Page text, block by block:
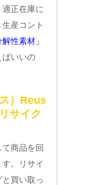
正在庫に
産コント
解性素材」
ばいいの
）Reus
サイク
商品を回
。リサイ
買い取っ